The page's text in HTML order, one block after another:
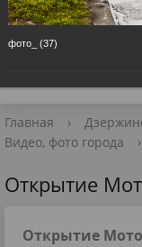
Главная ›
Видео, фото города
›
Открытие
Открытие
фото_ (37)